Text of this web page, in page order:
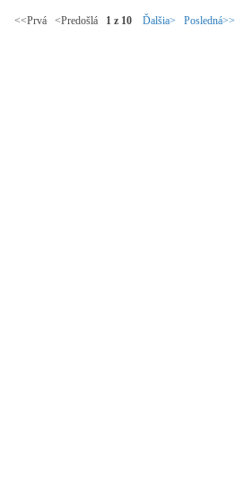
<<Prvá <Predošlá 1 z 10 Ďalšia> Posledná>>